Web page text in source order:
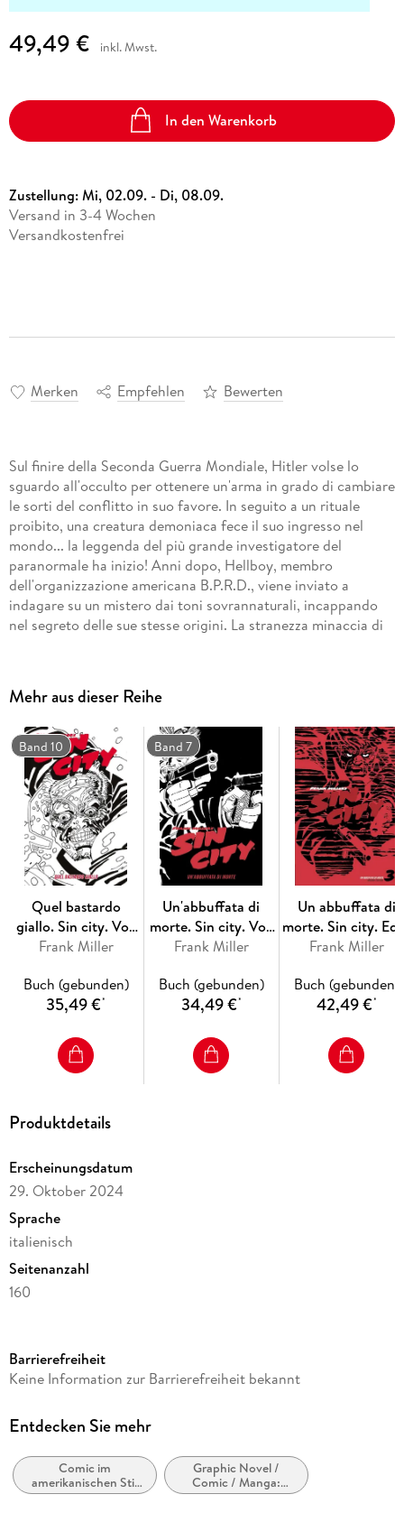
49,49 € inkl. Mwst.
In den Warenkorb
Zustellung:Mi, 02.09. - Di, 08.09.
Versand in 3-4 Wochen
Versandkostenfrei
Merken Empfehlen Bewerten
Sul finire della Seconda Guerra Mondiale, Hitler volse lo
sguardo all'occulto per ottenere un'arma in grado di cambiare
le sorti del conflitto in suo favore. In seguito a un rituale
proibito, una creatura demoniaca fece il suo ingresso nel
mondo... la leggenda del più grande investigatore del
paranormale ha inizio! Anni dopo, Hellboy, membro
dell'organizzazione americana B.P.R.D., viene inviato a
indagare su un mistero dai toni sovrannaturali, incappando
nel segreto delle sue stesse origini. La stranezza minaccia di
parte con Il Seme della Distruzione, la leggendaria storia
d'esordio del personaggio più iconico di Mike Mignola, valso
all'autore numerosi premi e in grado di imporsi nella cultura
pop mondiale attraverso molteplici media!
Mehr aus dieser Reihe
Band 10
Quel bastardo
giallo. Sin city. Vol.
4
Frank Miller
Buch (gebunden)
35,49 €*
Band 7
Un'abbuffata di
morte. Sin city. Vol.
3
Frank Miller
Buch (gebunden)
34,49 €*
Un abbuffata di
morte. Sin city.
variant. Vol. 3
Frank Miller
Buch (gebunden)
42,49 €*
Produktdetails
Erscheinungsdatum
29. Oktober 2024
Sprache
italienisch
Seitenanzahl
160
Autor/Autorin
Übersetzung
Illustrationen
John Byrne
Barrierefreiheit
Keine Information zur Barrierefreiheit bekannt
Entdecken Sie mehr
Comic im
amerikanischen Stil
bzw. Tradition
Graphic Novel /
Comic / Manga:
Horror,